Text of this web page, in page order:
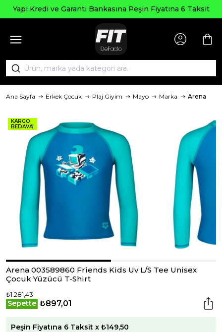
Bankasına Peşin Fiyatına 6 Taksit
Ana Sayfa Erkek Çocuk Plaj Giyim Mayo Marka Arena
KARGO
BEDAVA!
Arena 003589860 Friends Kids Uv L/S Tee Unisex
Çocuk Yüzücü T-Shirt
₺1.281,43
Sepette ₺897,01
Peşin Fiyatına 6 Taksit x ₺149,50